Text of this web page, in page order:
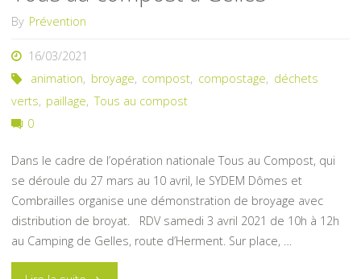
By Prévention
16/03/2021
animation, broyage, compost, compostage, déchets
verts, paillage, Tous au compost
0
Dans le cadre de l’opération nationale Tous au Compost, qui
se déroule du 27 mars au 10 avril, le SYDEM Dômes et
Combrailles organise une démonstration de broyage avec
distribution de broyat. RDV samedi 3 avril 2021 de 10h à 12h
au Camping de Gelles, route d’Herment. Sur place, …